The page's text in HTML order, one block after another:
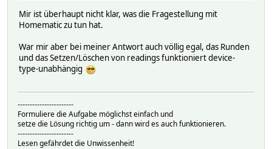
Mir ist überhaupt nicht klar, was die Fragestellung mit
Homematic zu tun hat.
War mir aber bei meiner Antwort auch völlig egal, das Runden
und das Setzen/Löschen von readings funktioniert device-
type-unabhängig
-----------------------
Formuliere die Aufgabe möglichst einfach und
setze die Lösung richtig um - dann wird es auch funktionieren.
-----------------------
Lesen gefährdet die Unwissenheit!